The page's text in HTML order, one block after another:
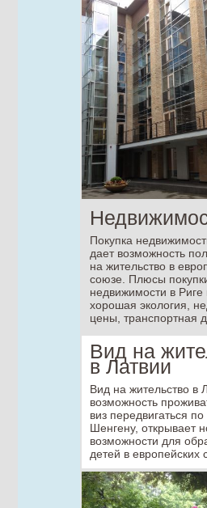
Покупка
дает возможность
на жительство в
союзе. Плюсы
недвижимости в
хорошая экология,
цены, транспортная
Вид на
в Латвии
Вид на жительство в
возможность
виз передвигаться
Шенгену, открывает
возможности для
детей в европейских